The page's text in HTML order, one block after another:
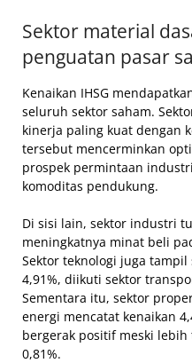
Sektor material
penguatan pasar
Kenaikan IHSG
seluruh sektor saham.
kinerja paling kuat dengan
tersebut mencerminkan
prospek permintaan
komoditas pendukung.
Di sisi lain, sektor industri
meningkatnya minat beli
Sektor teknologi juga
4,91%, diikuti sektor
Sementara itu, sektor
energi mencatat kenaikan
bergerak positif meski
0,81%.